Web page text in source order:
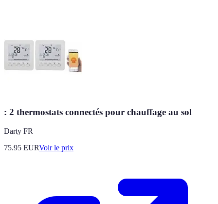
: 2 thermostats connectés pour chauffage au sol
Darty FR
75.95 EURVoir le prix